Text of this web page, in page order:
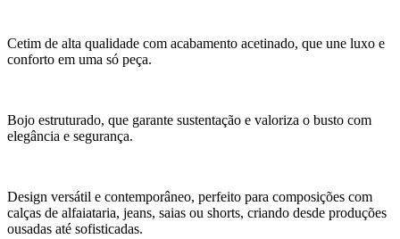
Cetim de alta qualidade com acabamento acetinado, que une luxo e
conforto em uma só peça.
Bojo estruturado, que garante sustentação e valoriza o busto com
elegância e segurança.
Design versátil e contemporâneo, perfeito para composições com
calças de alfaiataria, jeans, saias ou shorts, criando desde produções
ousadas até sofisticadas.